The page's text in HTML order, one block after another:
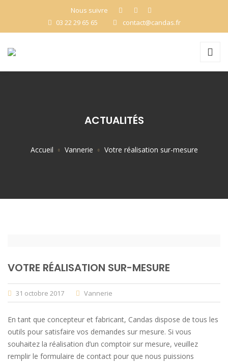
Nous suivre
03 22 29 65 65
contact@candas.fr
ACTUALITÉS
Accueil Vannerie Votre réalisation sur-mesure
VOTRE RÉALISATION SUR-MESURE
31 octobre 2017 Vannerie
En tant que concepteur et fabricant, Candas dispose de tous les
outils pour satisfaire vos demandes sur mesure. Si vous
souhaitez la réalisation d’un comptoir sur mesure, veuillez
remplir le formulaire de contact pour que nous puissions